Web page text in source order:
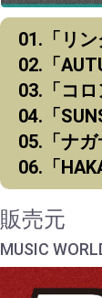
01.「リ
02.「
03.「コロ
04.「
05.「ナガ
06.「
販売元
MUSIC